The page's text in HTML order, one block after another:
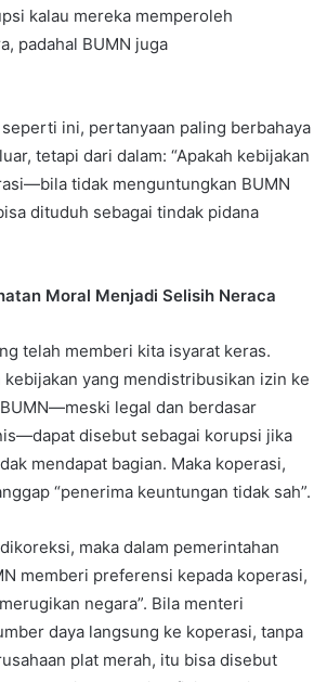
kalau mereka memperoleh
padahal BUMN juga
ini, pertanyaan paling berbahaya
tetapi dari dalam: “Apakah kebijakan
tidak menguntungkan BUMN
dituduh sebagai tindak pidana
Moral Menjadi Selisih Neraca
telah memberi kita isyarat keras.
kebijakan yang mendistribusikan izin ke
legal dan berdasar
disebut sebagai korupsi jika
mendapat bagian. Maka koperasi,
“penerima keuntungan tidak sah”.
maka dalam pemerintahan
memberi preferensi kepada koperasi,
negara”. Bila menteri
daya langsung ke koperasi, tanpa
plat merah, itu bisa disebut